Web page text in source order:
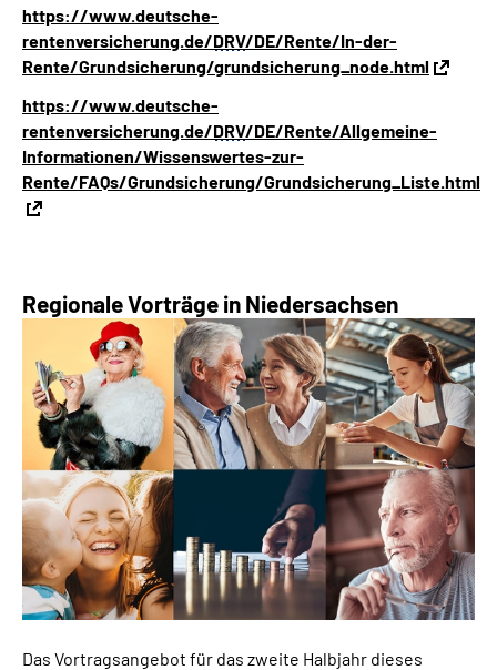
https://www.deutsche-
rentenversicherung.de/DRV/DE/Rente/In-der-
Rente/Grundsicherung/grundsicherung_node.html
https://www.deutsche-
rentenversicherung.de/DRV/DE/Rente/Allgemeine-
Informationen/Wissenswertes-zur-
Rente/FAQs/Grundsicherung/Grundsicherung_Liste.html
Regionale Vorträge in Niedersachsen
Das Vortragsangebot für das zweite Halbjahr dieses